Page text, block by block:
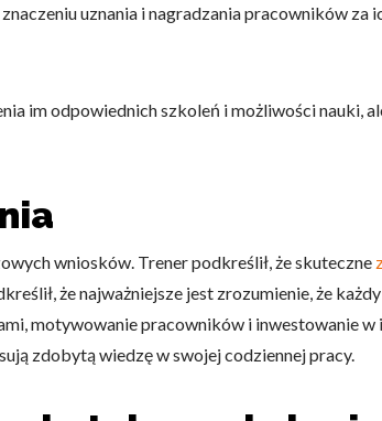
uznania i nagradzania pracowników za
im odpowiednich szkoleń i możliwości nauki,
wniosków. Trener podkreślił, że skuteczne
że najważniejsze jest zrozumienie, że
motywowanie pracowników i inwestowanie w
zdobytą wiedzę w swojej codziennej pracy.